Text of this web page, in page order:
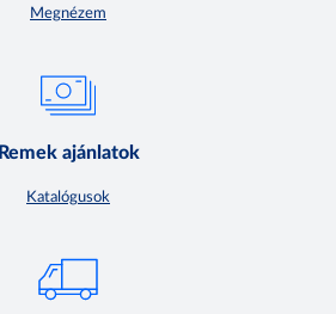
Megnézem
Remek ajánlatok
Katalógusok